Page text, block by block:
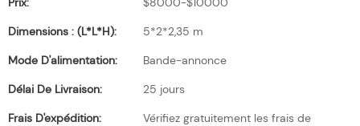
Dimensions : (L*l*H):
5*2*2,35 m
Mode D'alimentation:
Bande-annonce
Délai De Livraison:
25 jours
Frais D'expédition:
Vérifiez gratuitement les frais de